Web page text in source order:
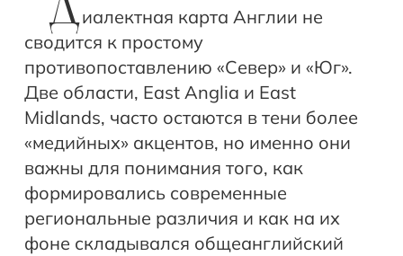
Диалектная карта Англии не
сводится к простому
противопоставлению «Север» и «Юг».
Две области, East Anglia и East
Midlands, часто остаются в тени более
«медийных» акцентов, но именно они
важны для понимания того, как
формировались современные
региональные различия и как на их
фоне складывался общеанглийский